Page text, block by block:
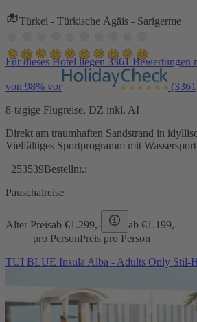
Türkei - Türkische Ägäis - Sarigerme
Für dieses Hotel liegen 3361 Bewertungen
von 98% vor
8-tägige Flugreise, DZ inkl. AI
Direkt am traumhaften Sandstrand in
Vielfältiges Sportprogramm mit
253539Bestellnr.:
Pauschalreise
Alter Preisab €1.299,- ab €1.199,-
pro PersonPreis pro Person
TUI BLUE Insula Alba - Adults Only Stil-